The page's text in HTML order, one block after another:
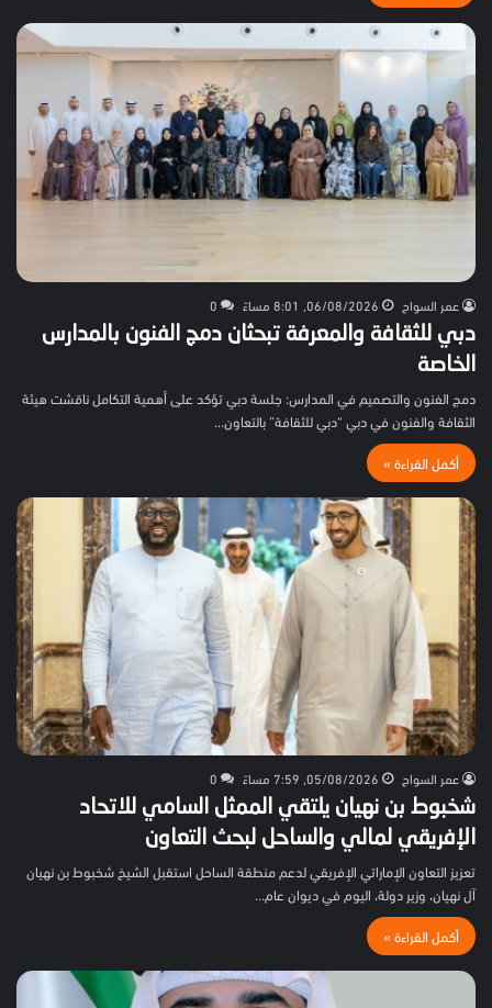
عمر السواح 06/08/2026, 8:01 مساءً 0
دبي للثقافة والمعرفة تبحثان دمج الفنون بالمدارس
الخاصة
دمج الفنون والتصميم في المدارس: جلسة دبي تؤكد على أهمية التكامل ناقشت هيئة
الثقافة والفنون في دبي “دبي للثقافة” بالتعاون…
أكمل القراءة »
عمر السواح 05/08/2026, 7:59 مساءً 0
شخبوط بن نهيان يلتقي الممثل السامي للاتحاد
الإفريقي لمالي والساحل لبحث التعاون
تعزيز التعاون الإماراتي الإفريقي لدعم منطقة الساحل استقبل الشيخ شخبوط بن نهيان
آل نهيان، وزير دولة، اليوم في ديوان عام…
أكمل القراءة »